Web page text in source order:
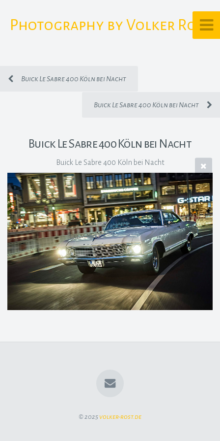
Photography by Volker Rost
Buick Le Sabre 400 Köln bei Nacht
Buick Le Sabre 400 Köln bei Nacht
Buick Le Sabre 400 Köln bei Nacht
Buick Le Sabre 400 Köln bei Nacht
© 2025 volker-rost.de